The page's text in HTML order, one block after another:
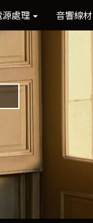
源處理 音響線材